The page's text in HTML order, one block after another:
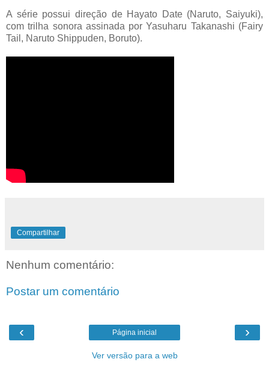
A série possui direção de Hayato Date (Naruto, Saiyuki),
com trilha sonora assinada por Yasuharu Takanashi (Fairy
Tail, Naruto Shippuden, Boruto).
Compartilhar
Nenhum comentário:
Postar um comentário
‹ ›
Página inicial
Ver versão para a web